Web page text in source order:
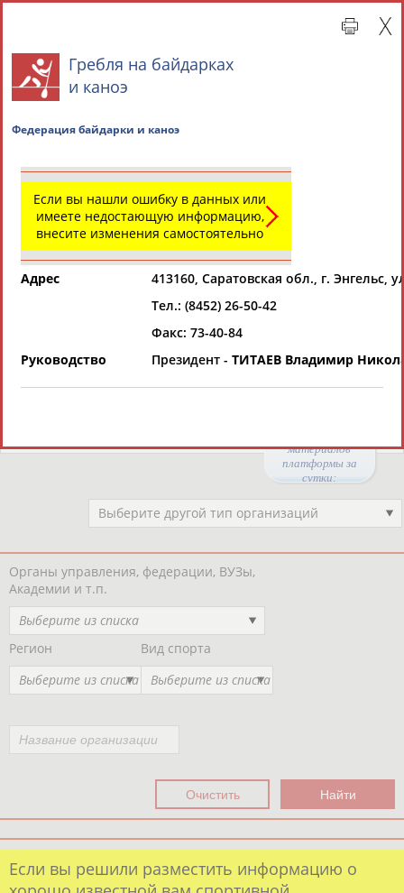
материалов
платформы за
сутки:
Главная » Региональные спортивные организации
СВОДНЫЕ ИНДЕКСЫ
ТАБЛО АКТИВНОСТИ
Выберите другой тип организаций
Органы управления, федерации, ВУЗы,
Академии и т.п.
Выберите из списка
Регион
Выберите из списка
Вид спорта
Выберите из списка
Если вы решили разместить информацию о
Гребля на байдарках
и каноэ
Федерация байдарки и каноэ
Если вы нашли ошибку в данных или
имеете недостающую информацию,
внесите изменения самостоятельно
Адрес
413160, Саратовская обл., г. Энгельс,
Тел.: (8452) 26-50-42
Факс: 73-40-84
Руководство
Президент - ТИТАЕВ Владимир